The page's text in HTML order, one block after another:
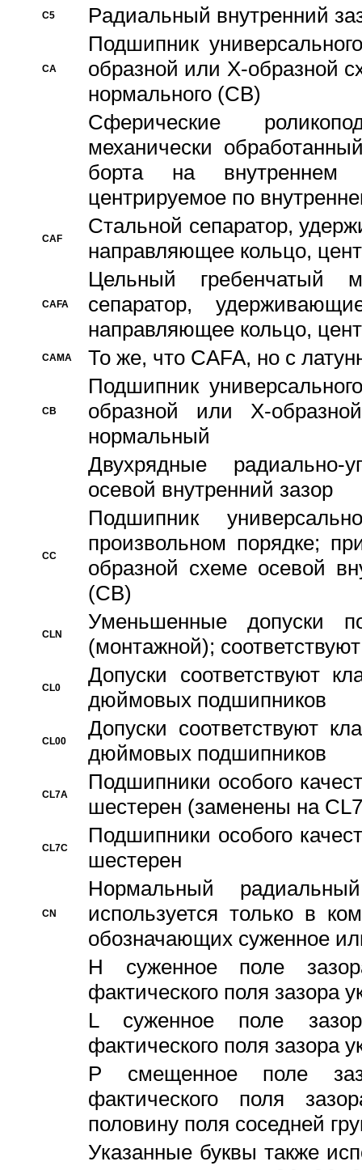
C5 Pадиальный внутренний
CA
Подшипник
образной или Х-образной
нормального (CB)
Сферические
механически
борта на внутреннем
центрируемое по
CAF
Стальной сепаратор,
направляющее кольцо,
CAFA
Цельный гребенчатый
сепаратор,
направляющее кольцо,
CAMA То же, что CAFA, но с
CB
Подшипник
образной или Х-
нормальный
Двухрядные радиально-
осевой внутренний зазор
CC
Подшипник
произвольном порядке;
образной схеме осевой
(CB)
CLN
Уменьшенные
(монтажной);
CL0
Допуски соответствуют
дюймовых подшипников
CL00
Допуски соответствуют
дюймовых подшипников
CL7A
Подшипники особого
шестерен (заменены на
CL7C
Подшипники особого
шестерен
CN
Hормальный
используется только в
обозначающих суженное
H суженное поле
фактического поля зазора
L суженное поле
фактического поля зазора
P смещенное поле
фактического поля
половину поля соседней
Указанные буквы также